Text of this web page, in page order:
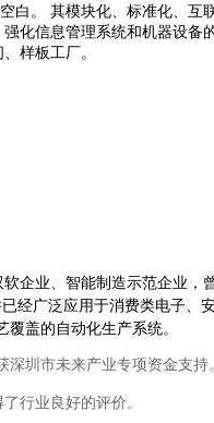
白。 其模块化、标准化、互
化信息管理系统和机器设备
样板工厂。
企业、智能制造示范企业，
经广泛应用于消费类电子、
覆盖的自动化生产系统。
圳市未来产业专项资金支持
行业良好的评价。